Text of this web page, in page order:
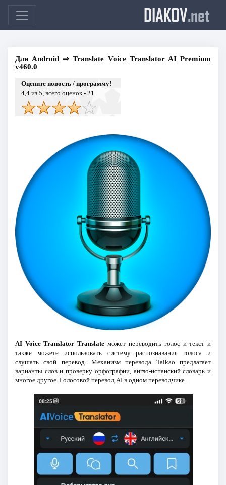
DIAKOV.net
Для Android ⇒Translate Voice Translator AI Premium
v460.0
Оцените новость / программу!
4,4из 5, всего оценок - 21
AI Voice Translator Translate может переводить голос и текст и
также можете использовать систему распознавания голоса и
слушать свой перевод. Механизм перевода Talkao предлагает
варианты слов и проверку орфографии, англо-испанский словарь и
многое другое. Голосовой перевод AI в одном переводчике.